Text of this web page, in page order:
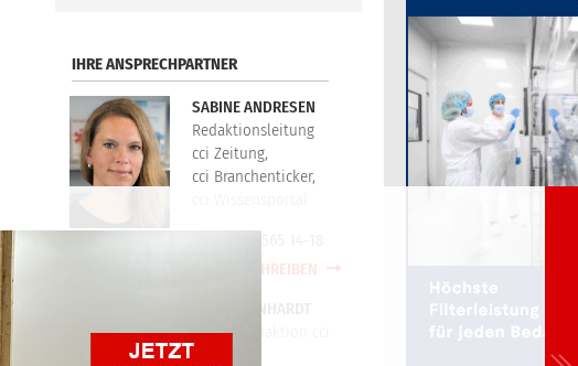
IHRE ANSPRECHPARTNER
SABINE ANDRESEN
Redaktionsleitung
cci Zeitung,
cci Branchenticker,
E-MAIL SCHREIBEN
Technikredaktion cci
Zeitung,